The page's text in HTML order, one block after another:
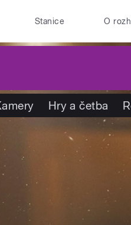
Stanice O
Hry a četba